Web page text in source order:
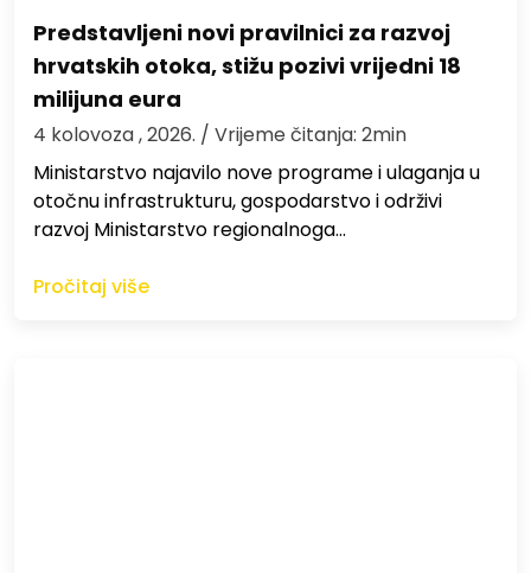
Predstavljeni novi pravilnici za razvoj
hrvatskih otoka, stižu pozivi vrijedni 18
milijuna eura
4 kolovoza , 2026. / Vrijeme čitanja: 2min
Ministarstvo najavilo nove programe i ulaganja u
otočnu infrastrukturu, gospodarstvo i održivi
razvoj Ministarstvo regionalnoga…
Pročitaj više